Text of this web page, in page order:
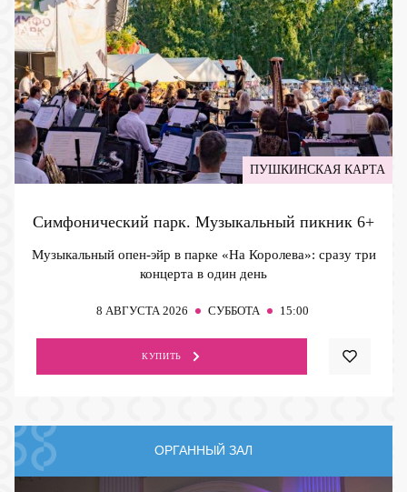
ПУШКИНСКАЯ КАРТА
Симфонический парк. Музыкальный пикник 6+
Музыкальный опен-эйр в парке «На Королева»: сразу три
концерта в один день
8 АВГУСТА 2026 СУББОТА 15:00
КУПИТЬ
ОРГАННЫЙ ЗАЛ